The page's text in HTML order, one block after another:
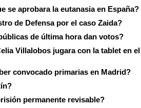
se aprobara la eutanasia en España?
de Defensa por el caso Zaida?
de última hora dan votos?
Villalobos jugara con la tablet en el
convocado primarias en Madrid?
permanente revisable?